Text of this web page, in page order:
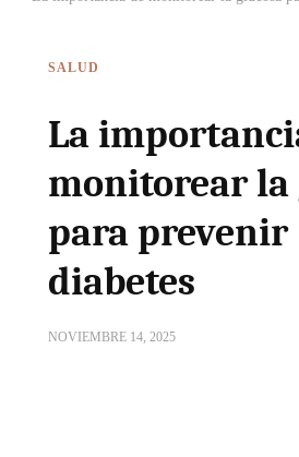
SALUD
La
monitorear la
para prevenir
diabetes
NOVIEMBRE 14, 2025